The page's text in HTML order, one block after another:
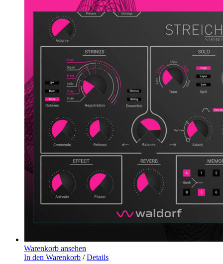
Warenkorb ansehen
In den Warenkorb / Details